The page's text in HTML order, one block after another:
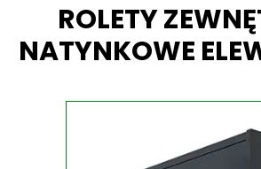
ROLETY
NATYNKOWE